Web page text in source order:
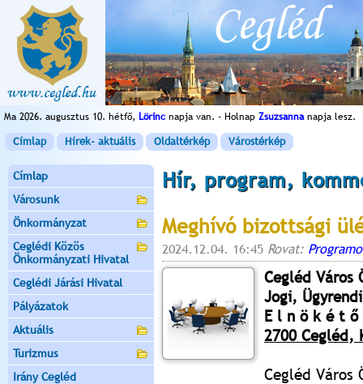
Ma 2026. augusztus 10. hétfő, Lörinc napja van. - Holnap Zsuzsannanapja lesz.
Címlap Hírek- aktuális Oldaltérkép Várostérkép
Címlap
Városunk
Önkormányzat
Ceglédi Közös
Önkormányzati Hivatal
Ceglédi Járási Hivatal
Pályázatok
Aktuális
Turizmus
Irány Cegléd
Hír, program,
Meghívó bizottsági
2024.12.04. 16:45 Rovat:
Cegléd Város
Jogi,
E l n ö k é t ő
2700 Cegléd,
Cegléd Város